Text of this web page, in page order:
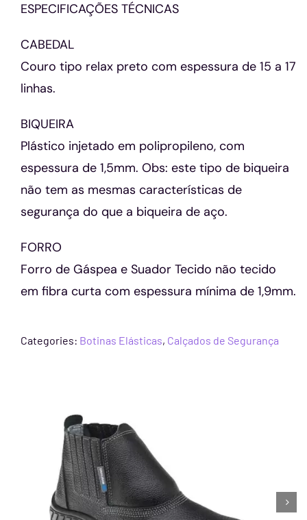
ESPECIFICAÇÕES TÉCNICAS
CABEDAL
Couro tipo relax preto com espessura de 15 a 17
linhas.
BIQUEIRA
Plástico injetado em polipropileno, com
espessura de 1,5mm. Obs: este tipo de biqueira
não tem as mesmas características de
segurança do que a biqueira de aço.
FORRO
Forro de Gáspea e Suador Tecido não tecido
em fibra curta com espessura mínima de 1,9mm.
Categories: Botinas Elásticas, Calçados de Segurança